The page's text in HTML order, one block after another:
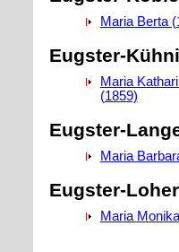
Maria Berta
Eugster-
Maria
(1859)
Eugster-
Maria
Eugster-Loher
Maria